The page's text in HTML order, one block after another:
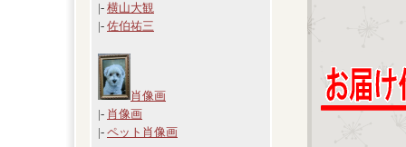
|- 横山大観
|- 佐伯祐三
肖像画
|- 肖像画
|- ペット肖像画